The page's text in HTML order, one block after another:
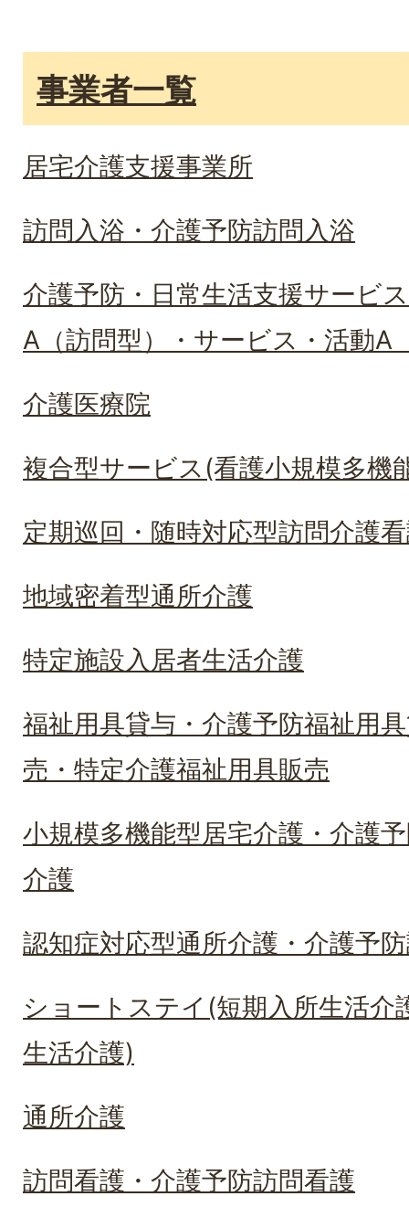
事業者一覧
居宅介護支援事業所
訪問入浴・介護予防訪問入浴
介護予防・日常生活支援サービ
A（訪問型）・サービス・活動A
介護医療院
複合型サービス(看護小規模多機
定期巡回・随時対応型訪問介護
地域密着型通所介護
特定施設入居者生活介護
福祉用具貸与・介護予防福祉用
売・特定介護福祉用具販売
小規模多機能型居宅介護・介護
介護
認知症対応型通所介護・介護予
ショートステイ(短期入所生活介
生活介護)
通所介護
訪問看護・介護予防訪問看護